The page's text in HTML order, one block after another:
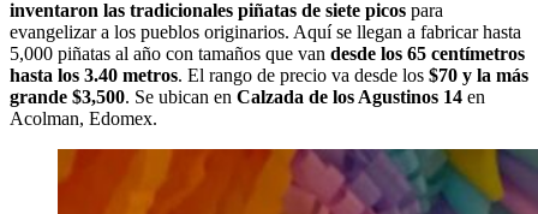
inventaron las tradicionales piñatas de siete picos para
evangelizar a los pueblos originarios. Aquí se llegan a fabricar hasta
5,000 piñatas al año con tamaños que van desde los 65 centímetros
hasta los 3.40 metros. El rango de precio va desde los $70 y la más
grande $3,500. Se ubican en Calzada de los Agustinos 14 en
Acolman, Edomex.